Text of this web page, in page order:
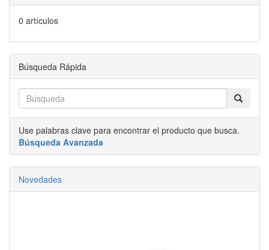
0 artículos
Búsqueda Rápida
Use palabras clave para encontrar el producto que busca.
Búsqueda Avanzada
Novedades